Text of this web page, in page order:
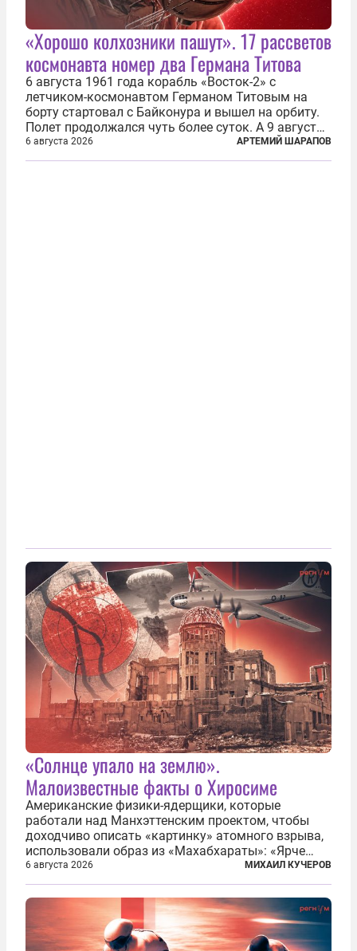
«Хорошо колхозники пашут». 17 рассветов
космонавта номер два Германа Титова
6 августа 1961 года корабль «Восток-2» с
летчиком-космонавтом Германом Титовым на
борту стартовал с Байконура и вышел на орбиту.
Полет продолжался чуть более суток. А 9 августа
второй человек в космосе получил звезду Героя
Советского Союза и орден Ленина. Миссия Титова
6 августа 2026 АРТЕМИЙ ШАРАПОВ
«Солнце упало на землю».
Малоизвестные факты о Хиросиме
Американские физики-ядерщики, которые
работали над Манхэттенским проектом, чтобы
доходчиво описать «картинку» атомного взрыва,
использовали образ из «Махабхараты»: «Ярче
тысячи солнц пылало это пламя». Не все жители
японских городов Хиросимы и Нагасаки, на
которых США в августе 1945 года поставили...
6 августа 2026 МИХАИЛ КУЧЕРОВ